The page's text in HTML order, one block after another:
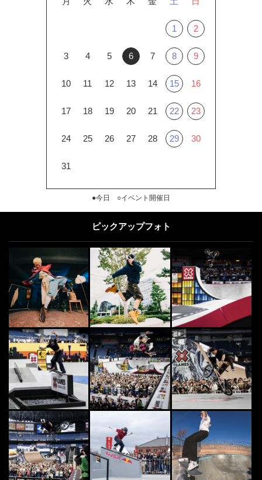
1 2
3 4 5 6 7 8 9
10 11 12 13 14 15 16
17 18 19 20 21 22 23
24 25 26 27 28 29 30
31
●今日 ○イベント開催日
ピックアップフォト